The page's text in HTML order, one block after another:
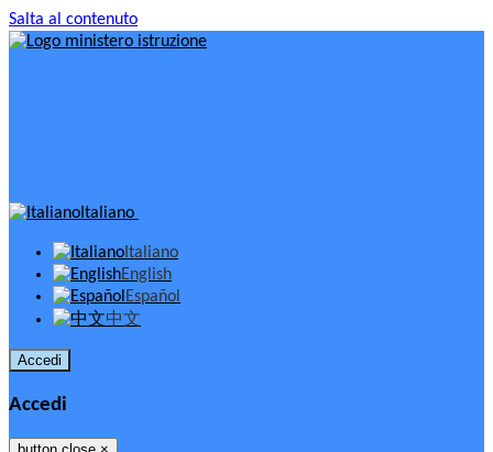
Salta al contenuto
Italiano
Italiano
English
Español
中文
Accedi
Accedi